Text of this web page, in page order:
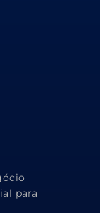
para